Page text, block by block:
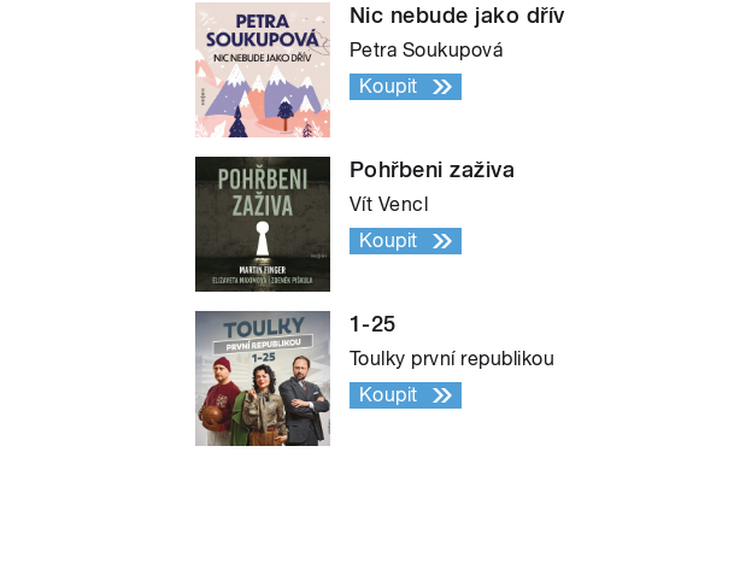
Nic nebude jako dřív
Petra Soukupová
Koupit
Pohřbeni zaživa
Vít Vencl
Koupit
1-25
Toulky první republikou
Koupit